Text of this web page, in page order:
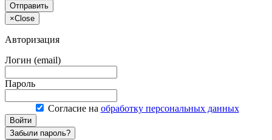
Отправить
×Close
Авторизация
Логин (email)
Пароль
Согласие на обработку персональных данных
Войти
Забыли пароль?